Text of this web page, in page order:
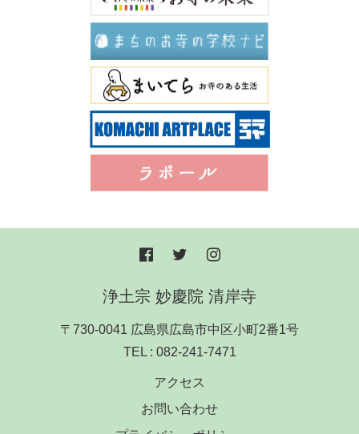
浄土宗 妙慶院 清岸寺
〒730-0041 広島県広島市中区小町2番1号
TEL : 082-241-7471
アクセス
お問い合わせ